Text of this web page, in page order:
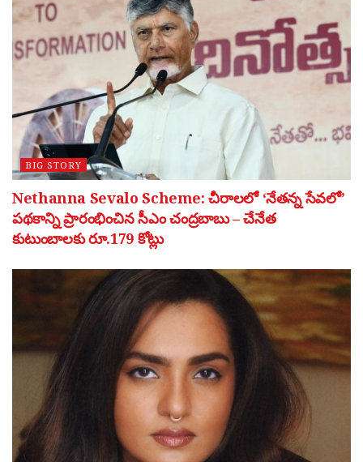
BIG STORY
Nethanna Sevalo Scheme: చీరాలలో ‘నేతన్న సేవలో’
పథకాన్ని ప్రారంభించిన సీఎం చంద్రబాబు – చేనేత
కుటుంబాలకు రూ.179 కోట్లు